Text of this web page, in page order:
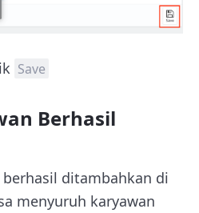
Save
Berhasil
berhasil ditambahkan di
menyuruh karyawan